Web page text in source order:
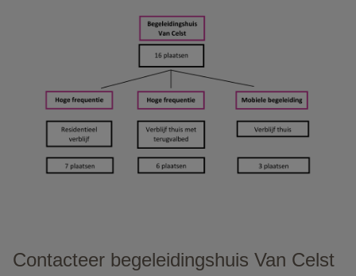
Contacteer begeleidingshuis Van Celst